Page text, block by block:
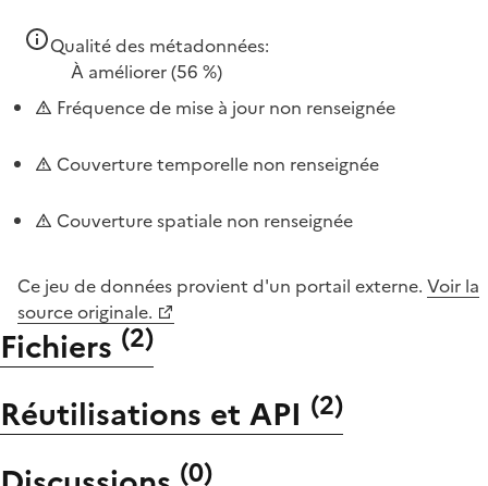
Qualité des métadonnées:
À améliorer(56 %)
Fréquence de mise à jour non renseignée
Couverture temporelle non renseignée
Couverture spatiale non renseignée
Ce jeu de données provient d'un portail externe. Voir la
source originale.
Fichiers (2)
Réutilisations et API (2)
(0)